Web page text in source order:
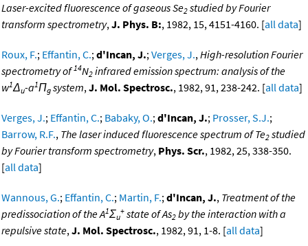
Laser-excited fluorescence of gaseous Se2 studied by Fourier
transform spectrometry,J. Phys. B:, 1982, 15, 4151-4160. [all data]
Roux, F.; Effantin, C.;d'Incan, J.;Verges, J.,High-resolution Fourier
spectrometry of14N2 infrared emission spectrum: analysis of the
w1Δu-a1Πg system,J. Mol. Spectrosc., 1982, 91, 238-242. [all data]
Verges, J.; Effantin, C.; Babaky, O.;d'Incan, J.; Prosser, S.J.;
Barrow, R.F., The laser induced fluorescence spectrum of Te2 studied
by Fourier transform spectrometry, Phys. Scr., 1982, 25, 338-350.
[all data]
Wannous, G.; Effantin, C.; Martin, F.;d'Incan, J., Treatment of the
predissociation of the A1Σu
+ state of As2 by the interaction with a
repulsive state,J. Mol. Spectrosc., 1982, 91, 1-8. [all data]